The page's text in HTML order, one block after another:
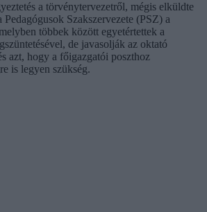
a törvénytervezetről, mégis elküldte
Pedagógusok Szakszervezete (PSZ) a
többek között egyetértettek a
de javasolják az oktató
azt, hogy a főigazgatói poszthoz
is legyen szükség.